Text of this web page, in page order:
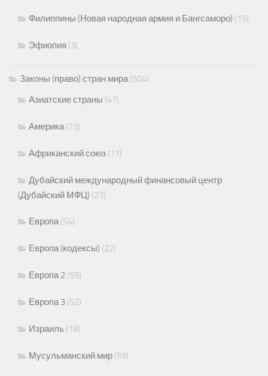
Филиппины (Новая народная армия и Бангсаморо) (15)
Эфиопия (3)
Законы (право) стран мира(504)
Азиатские страны (47)
Америка(73)
Африканский союз (17)
Дубайский международный финансовый центр
(Дубайский МФЦ) (23)
Европа(54)
Европа (кодексы) (22)
Европа 2 (55)
Европа 3 (52)
Израиль (18)
Мусульманский мир (59)